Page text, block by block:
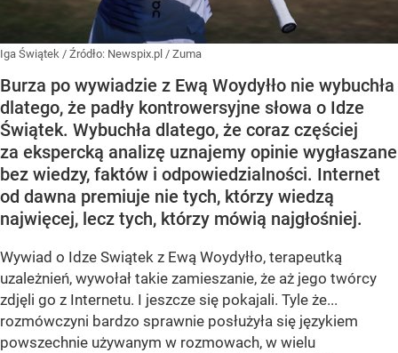
Iga Świątek / Źródło: Newspix.pl / Zuma
Burza po wywiadzie z Ewą Woydyłło nie wybuchła
dlatego, że padły kontrowersyjne słowa o Idze
Świątek. Wybuchła dlatego, że coraz częściej
za ekspercką analizę uznajemy opinie wygłaszane
bez wiedzy, faktów i odpowiedzialności. Internet
od dawna premiuje nie tych, którzy wiedzą
najwięcej, lecz tych, którzy mówią najgłośniej.
Wywiad o Idze Swiątek z Ewą Woydyłło, terapeutką
uzależnień, wywołał takie zamieszanie, że aż jego twórcy
zdjęli go z Internetu. I jeszcze się pokajali. Tyle że...
rozmówczyni bardzo sprawnie posłużyła się językiem
powszechnie używanym w rozmowach, w wielu